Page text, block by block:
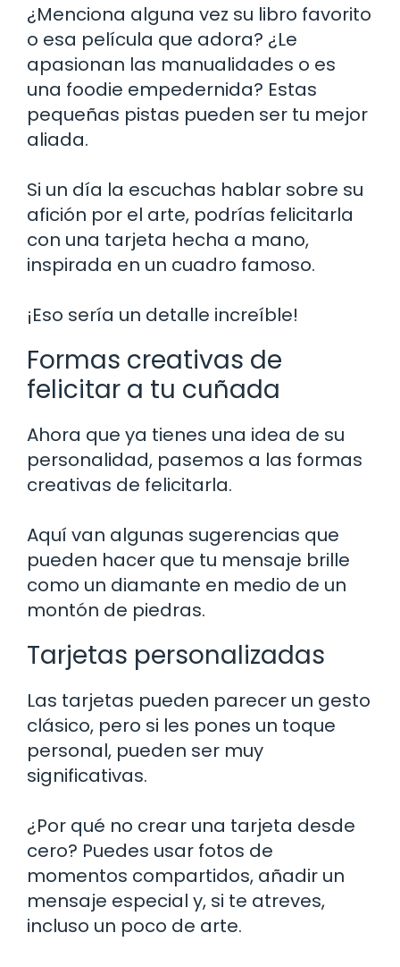
¿Menciona alguna vez su libro favorito
o esa película que adora? ¿Le
apasionan las manualidades o es
una foodie empedernida? Estas
pequeñas pistas pueden ser tu mejor
aliada.
Si un día la escuchas hablar sobre su
afición por el arte, podrías felicitarla
con una tarjeta hecha a mano,
inspirada en un cuadro famoso.
¡Eso sería un detalle increíble!
Formas creativas de
felicitar a tu cuñada
Ahora que ya tienes una idea de su
personalidad, pasemos a las formas
creativas de felicitarla.
Aquí van algunas sugerencias que
pueden hacer que tu mensaje brille
como un diamante en medio de un
montón de piedras.
Tarjetas personalizadas
Las tarjetas pueden parecer un gesto
clásico, pero si les pones un toque
personal, pueden ser muy
significativas.
¿Por qué no crear una tarjeta desde
cero? Puedes usar fotos de
momentos compartidos, añadir un
mensaje especial y, si te atreves,
incluso un poco de arte.